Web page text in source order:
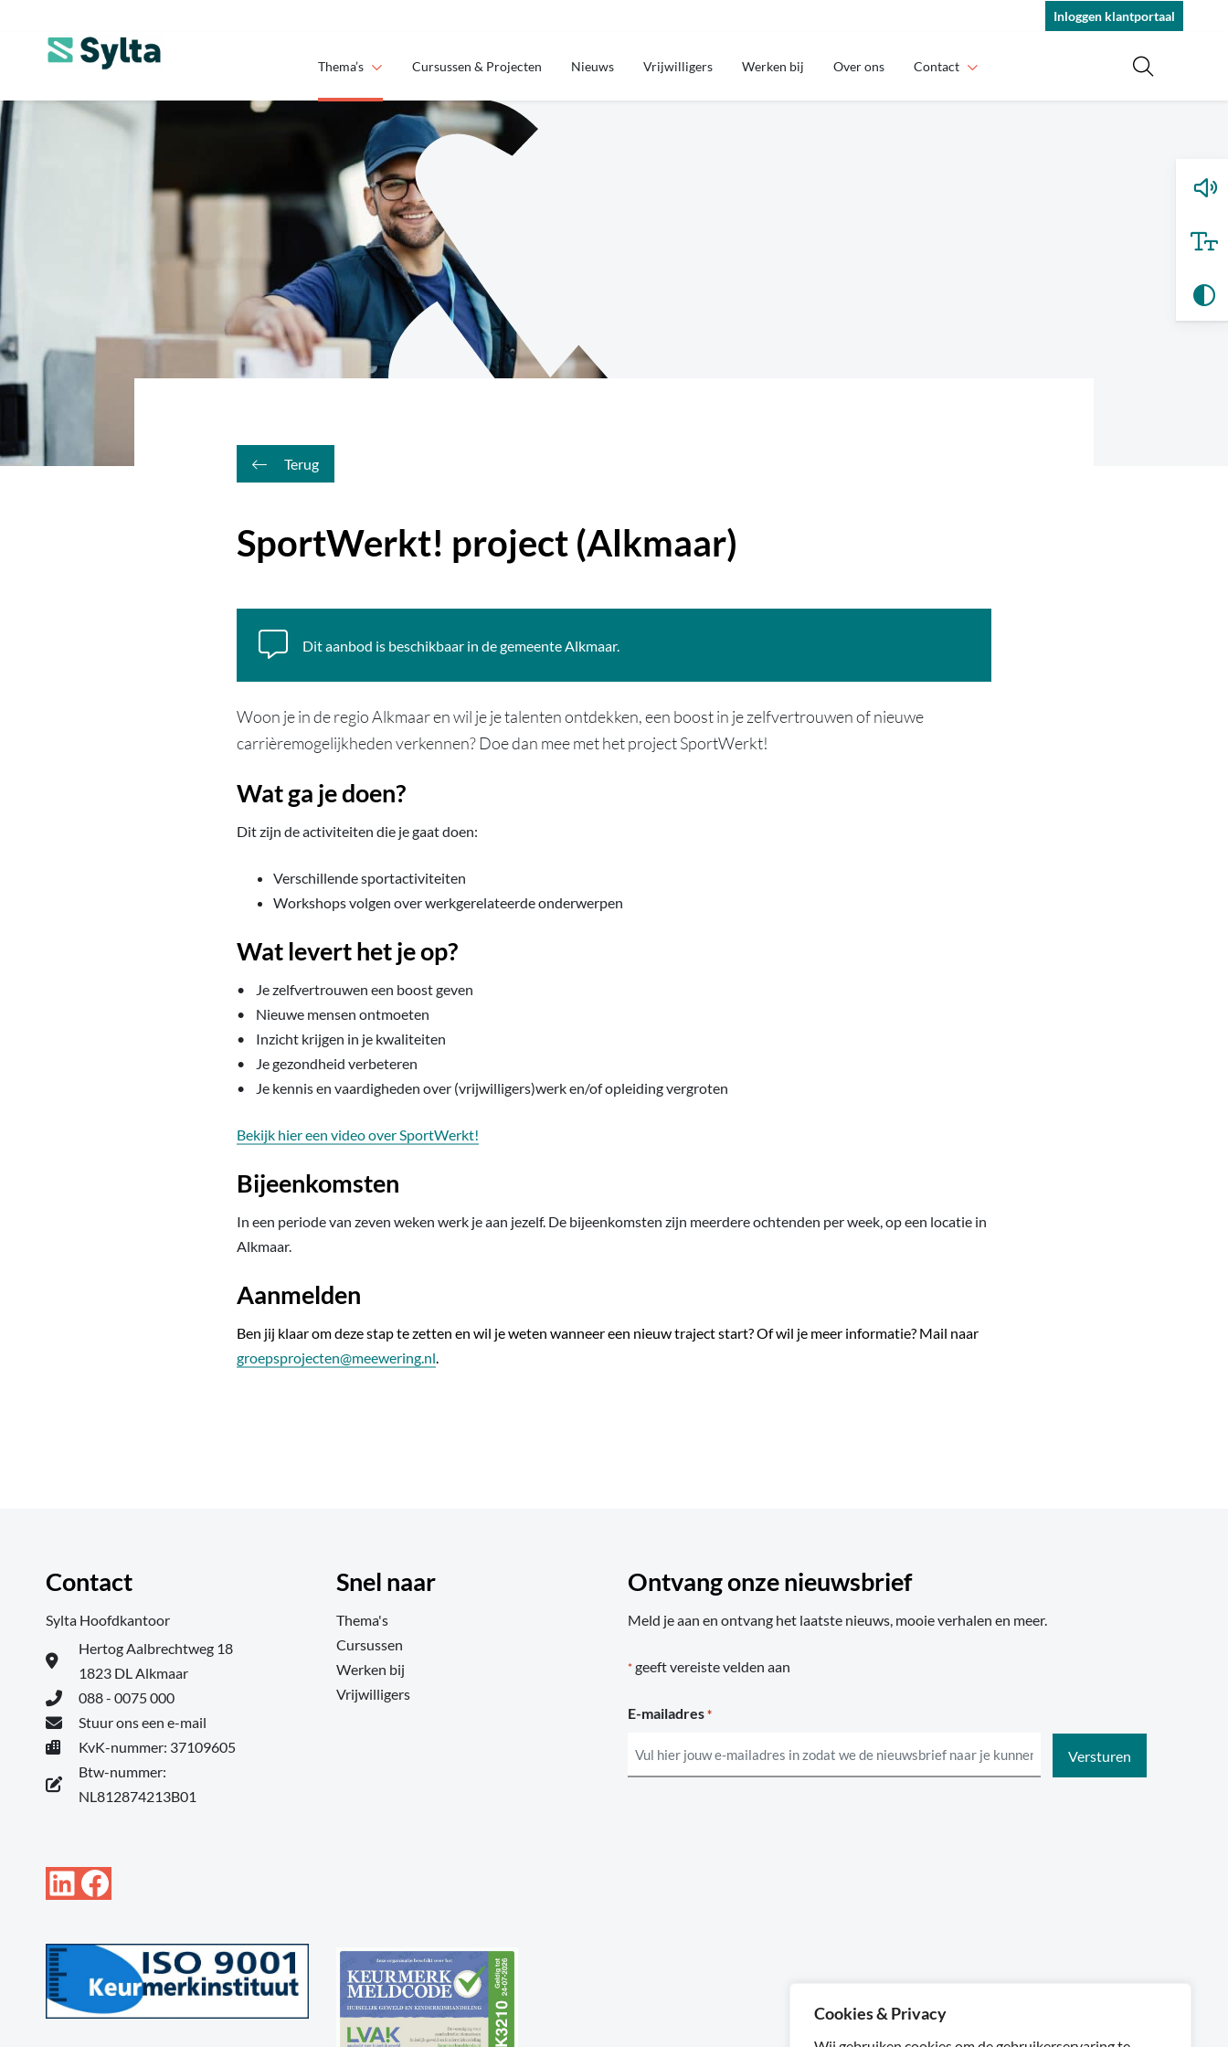
Cookies & Privacy
Inloggen klantportaal
Thema’s Cursussen & Projecten Nieuws Vrijwilligers Werken bij Over ons Contact
Terug
SportWerkt! project (Alkmaar)
Dit aanbod is beschikbaar in de gemeente Alkmaar.
Woon je in de regio Alkmaar en wil je je talenten ontdekken, een boost in je zelfvertrouwen of nieuwe
carrièremogelijkheden verkennen? Doe dan mee met het project SportWerkt!
Wat ga je doen?
Dit zijn de activiteiten die je gaat doen:
Verschillende sportactiviteiten
Workshops volgen over werkgerelateerde onderwerpen
Wat levert het je op?
• Je zelfvertrouwen een boost geven
• Nieuwe mensen ontmoeten
• Inzicht krijgen in je kwaliteiten
• Je gezondheid verbeteren
• Je kennis en vaardigheden over (vrijwilligers)werk en/of opleiding vergroten
Bekijk hier een video over SportWerkt!
Bijeenkomsten
In een periode van zeven weken werk je aan jezelf. De bijeenkomsten zijn meerdere ochtenden per week, op een locatie in
Alkmaar.
Aanmelden
Ben jij klaar om deze stap te zetten en wil je weten wanneer een nieuw traject start? Of wil je meer informatie? Mail naar
groepsprojecten@meewering.nl.
Contact
Sylta Hoofdkantoor
Hertog Aalbrechtweg 18
1823 DL Alkmaar
088 - 0075 000
Stuur ons een e-mail
KvK-nummer: 37109605
Btw-nummer:
NL812874213B01
LinkedIn
Facebook
Snel naar
Thema's
Cursussen
Werken bij
Vrijwilligers
Ontvang onze nieuwsbrief
Meld je aan en ontvang het laatste nieuws, mooie verhalen en meer.
*geeft vereiste velden aan
E-mailadres *
Sylta